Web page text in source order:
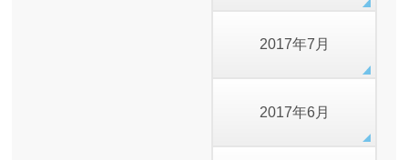
2017年7月
2017年6月